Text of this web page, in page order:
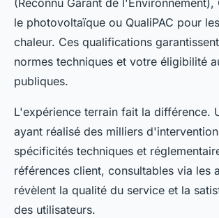
(Reconnu Garant de l'Environnement),
le photovoltaïque ou QualiPAC pour
chaleur. Ces qualifications
normes techniques et votre éligibilité
publiques.
L'expérience terrain fait la différence.
ayant réalisé des milliers
spécificités techniques et
références client, consultables via les
révèlent la qualité du service et la
des utilisateurs.